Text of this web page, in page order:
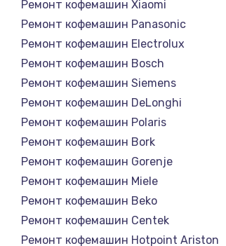
Ремонт кофемашин Xiaomi
Ремонт кофемашин Panasonic
Ремонт кофемашин Electrolux
Ремонт кофемашин Bosch
Ремонт кофемашин Siemens
Ремонт кофемашин DeLonghi
Ремонт кофемашин Polaris
Ремонт кофемашин Bork
Ремонт кофемашин Gorenje
Ремонт кофемашин Miele
Ремонт кофемашин Beko
Ремонт кофемашин Centek
Ремонт кофемашин Hotpoint Ariston